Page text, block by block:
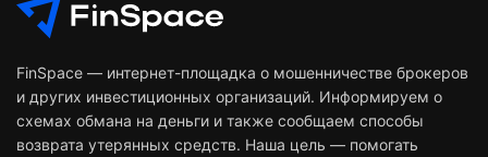
FinSpace — интернет-площадка о мошенничестве брокеров
и других инвестиционных организаций. Информируем о
схемах обмана на деньги и также сообщаем способы
возврата утерянных средств. Наша цель — помогать